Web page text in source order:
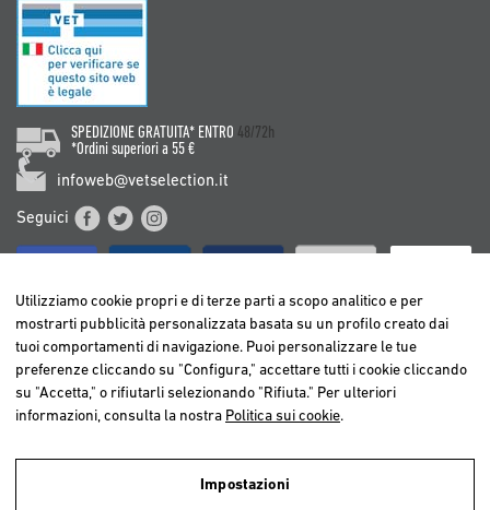
SPEDIZIONE GRATUITA* ENTRO 48/72h
*Ordini superiori a 55 €
infoweb@vetselection.it
Seguici
BELGIË / BELGIQUE
DEUTSCHLAND
ESPAÑA
ITALIA
Utilizziamo cookie propri e di terze parti a scopo analitico e per
mostrarti pubblicità personalizzata basata su un profilo creato dai
tuoi comportamenti di navigazione. Puoi personalizzare le tue
preferenze cliccando su "Configura," accettare tutti i cookie cliccando
su "Accetta," o rifiutarli selezionando "Rifiuta." Per ulteriori
informazioni, consulta la nostra Politica sui cookie.
Impostazioni